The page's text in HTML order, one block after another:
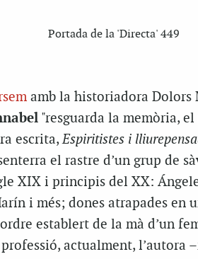
Portada de la 'Directa' 449
amb la historiadora Dolors
"resguarda la memòria,
escrita,Espiritistes i
el rastre d’un grup de
XIX i principis del XX:
i més; dones atrapades en
establert de la mà d’un
actualment, l’autora